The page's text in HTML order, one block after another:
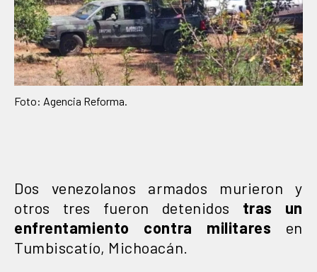
Foto: Agencia Reforma.
Dos venezolanos armados murieron y
otros tres fueron detenidos tras un
enfrentamiento contra militares en
Tumbiscatío, Michoacán.